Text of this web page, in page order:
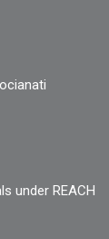
under REACH